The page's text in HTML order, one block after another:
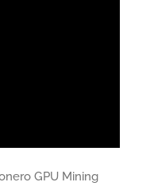
GPU Mining